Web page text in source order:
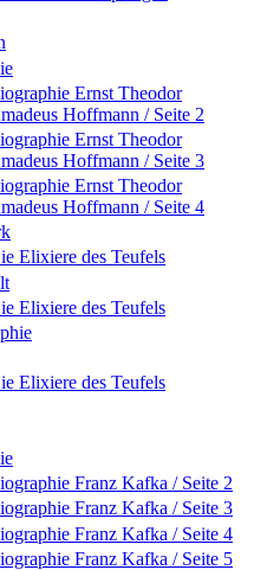
Ernst Theodor
Hoffmann / Seite 2
Ernst Theodor
Hoffmann / Seite 3
Ernst Theodor
Hoffmann / Seite 4
Elixiere des Teufels
Elixiere des Teufels
Elixiere des Teufels
Franz Kafka / Seite 2
Franz Kafka / Seite 3
Franz Kafka / Seite 4
Franz Kafka / Seite 5